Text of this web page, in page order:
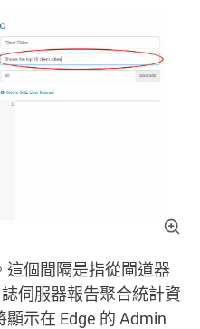
個間隔是指從閘道器
伺服器報告聚合統計資
示在 Edge 的 Admin